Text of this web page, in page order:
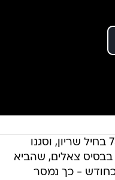
סגן אלוף טל דוד, מפקד גדוד 75 בחיל שריון, וסגנו
בבסיס צאלים, שהביא
כחודש - כך נמסר